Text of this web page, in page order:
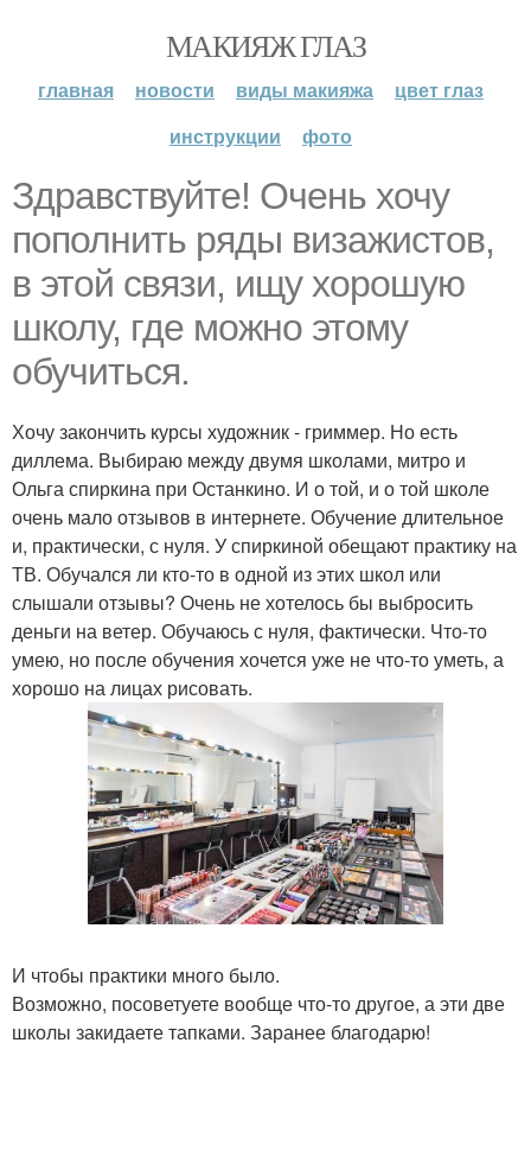
МАКИЯЖ ГЛАЗ
главная новости виды макияжа
цвет глаз
инструкции
фото
Здравствуйте! Очень хочу
пополнить ряды визажистов,
в этой связи, ищу хорошую
школу, где можно этому
обучиться.
Хочу закончить курсы художник - гриммер. Но есть
диллема. Выбираю между двумя школами, митро и
Ольга спиркина при Останкино. И о той, и о той школе
очень мало отзывов в интернете. Обучение длительное
и, практически, с нуля. У спиркиной обещают практику на
ТВ. Обучался ли кто-то в одной из этих школ или
слышали отзывы? Очень не хотелось бы выбросить
деньги на ветер. Обучаюсь с нуля, фактически. Что-то
умею, но после обучения хочется уже не что-то уметь, а
хорошо на лицах рисовать.
И чтобы практики много было.
Возможно, посоветуете вообще что-то другое, а эти две
школы закидаете тапками. Заранее благодарю!